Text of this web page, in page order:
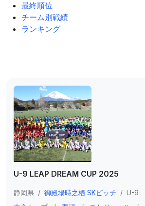
最終順位
チーム別戦績
ランキング
U-9 LEAP DREAM CUP 2025
静岡県 / 御殿場時之栖 SKピッチ / U-9